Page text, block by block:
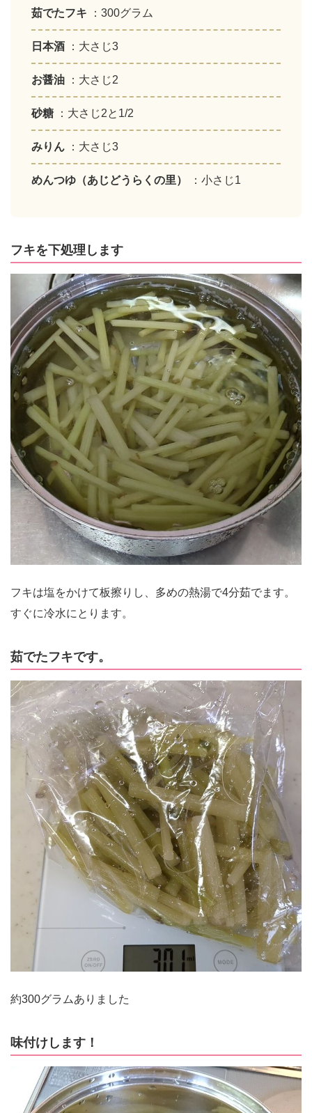
茹でたフキ ：300グラム
日本酒 ：大さじ3
お醤油 ：大さじ2
砂糖 ：大さじ2と1/2
みりん ：大さじ3
めんつゆ（あじどうらくの里） ：小さじ1
フキを下処理します
フキは塩をかけて板擦りし、多めの熱湯で4分茹でます。
すぐに冷水にとります。
茹でたフキです。
約300グラムありました
味付けします！